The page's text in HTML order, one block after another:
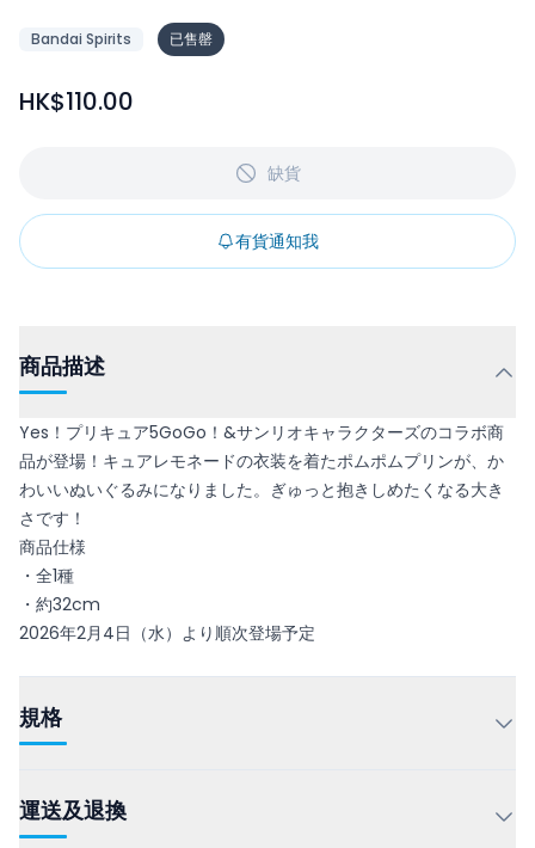
Bandai Spirits 已售罄
HK$110.00
缺貨
有貨通知我
商品描述
Yes！プリキュア5GoGo！&サンリオキャラクターズのコラボ商
品が登場！キュアレモネードの衣装を着たポムポムプリンが、か
わいいぬいぐるみになりました。ぎゅっと抱きしめたくなる大き
さです！
商品仕様
・全1種
・約32cm
2026年2月4日（水）より順次登場予定
規格
運送及退換